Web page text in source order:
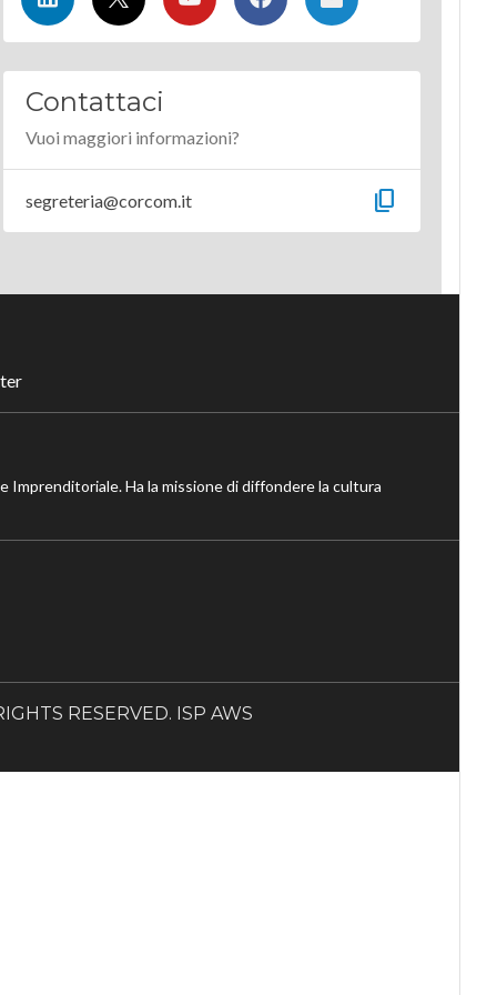
Contattaci
Vuoi maggiori informazioni?
segreteria@corcom.it content_copy
Ha la missione di diffondere la cultura
RESERVED. ISP AWS